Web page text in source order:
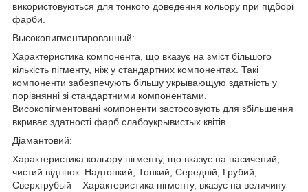
використовуються для тонкого доведення кольору при підборі
фарби.
Высокопигментированный:
Характеристика компонента, що вказує на зміст більшого
кількість пігменту, ніж у стандартних компонентах. Такі
компоненти забезпечують більшу укрывающую здатність у
порівнянні зі стандартними компонентами.
Високопігментовані компоненти застосовують для збільшення
вкриває здатності фарб слабоукрывистых квітів.
Діамантовий:
Характеристика кольору пігменту, що вказує на насичений,
чистий відтінок. Надтонкий; Тонкий; Середній; Грубий;
Сверхгрубый – Характеристика пігменту, вказує на величину